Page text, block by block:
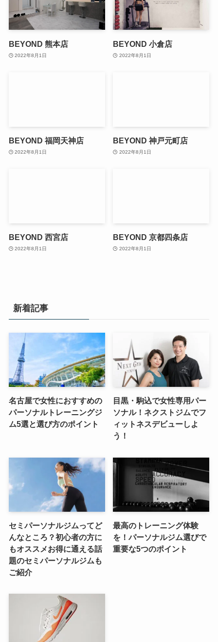
BEYOND 熊本店
2022年8月1日
BEYOND 小倉店
2022年8月1日
BEYOND 福岡天神店
2022年8月1日
BEYOND 神戸元町店
2022年8月1日
BEYOND 西宮店
2022年8月1日
BEYOND 京都四条店
2022年8月1日
新着記事
名古屋で女性におすすめの
パーソナルトレーニングジ
ム5選と選び方のポイント
目黒・駒込で女性専用パー
ソナル！ネクストジムでフ
ィットネスデビューしよ
う！
セミパーソナルジムってど
んなところ？初心者の方に
もオススメお得に通える話
題のセミパーソナルジムも
ご紹介
最高のトレーニング体験
を！パーソナルジム選びで
重要な5つのポイント